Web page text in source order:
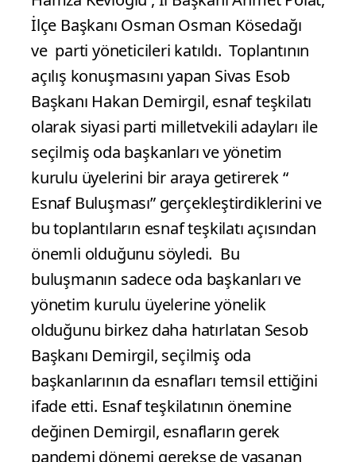
İlçe Başkanı Osman Osman Kösedağı
ve parti yöneticileri katıldı. Toplantının
açılış konuşmasını yapan Sivas Esob
Başkanı Hakan Demirgil, esnaf teşkilatı
olarak siyasi parti milletvekili adayları ile
seçilmiş oda başkanları ve yönetim
kurulu üyelerini bir araya getirerek “
Esnaf Buluşması” gerçekleştirdiklerini ve
bu toplantıların esnaf teşkilatı açısından
önemli olduğunu söyledi. Bu
buluşmanın sadece oda başkanları ve
yönetim kurulu üyelerine yönelik
olduğunu birkez daha hatırlatan Sesob
Başkanı Demirgil, seçilmiş oda
başkanlarının da esnafları temsil ettiğini
ifade etti. Esnaf teşkilatının önemine
değinen Demirgil, esnafların gerek
pandemi dönemi gerekse de yaşanan